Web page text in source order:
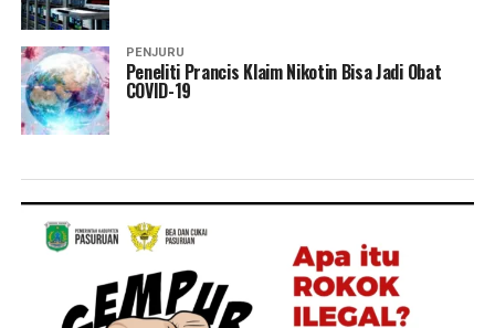
PENJURU
Peneliti Prancis Klaim Nikotin Bisa Jadi Obat
COVID-19